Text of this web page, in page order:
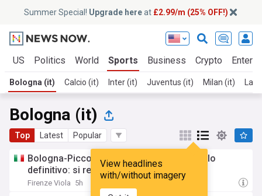
Summer Special! Upgrade hereat £2.99/m (25% OFF!)
US Politics World Sports Business Crypto
Bologna (it) Calcio (it) Inter (it) Juventus (it) Milan (it)
Bologna (it)
Top Latest Popular
View headlines
with/without imagery
Bologna-Piccoli, rossoblu convinti del titolo
definitivo: si respira fiducia per chiudere
Firenze Viola 5h